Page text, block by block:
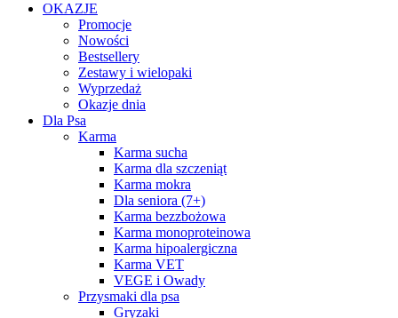
OKAZJE
Promocje
Nowości
Bestsellery
Zestawy i wielopaki
Wyprzedaż
Okazje dnia
Dla Psa
Karma
Karma sucha
Karma dla szczeniąt
Karma mokra
Dla seniora (7+)
Karma bezzbożowa
Karma monoproteinowa
Karma hipoalergiczna
Karma VET
VEGE i Owady
Przysmaki dla psa
Gryzaki